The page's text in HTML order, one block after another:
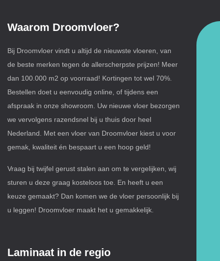
Waarom Droomvloer?
Bij Droomvloer vindt u altijd de nieuwste vloeren, van
de beste merken tegen de allerscherpste prijzen! Meer
dan 100.000 m2 op voorraad! Kortingen tot wel 70%.
Bestellen doet u eenvoudig online, of tijdens een
afspraak in onze showroom. Uw nieuwe vloer bezorgen
we vervolgens razendsnel bij u thuis door heel
Nederland. Met een vloer van Droomvloer kiest u voor
gemak, kwaliteit én bespaart u een hoop geld!
Vraag bij twijfel gerust stalen aan om te vergelijken, wij
sturen u deze graag kosteloos toe. En heeft u een
keuze gemaakt? Dan komen we de vloer persoonlijk bij
u leggen! Droomvloer maakt het u gemakkelijk.
Laminaat in de regio